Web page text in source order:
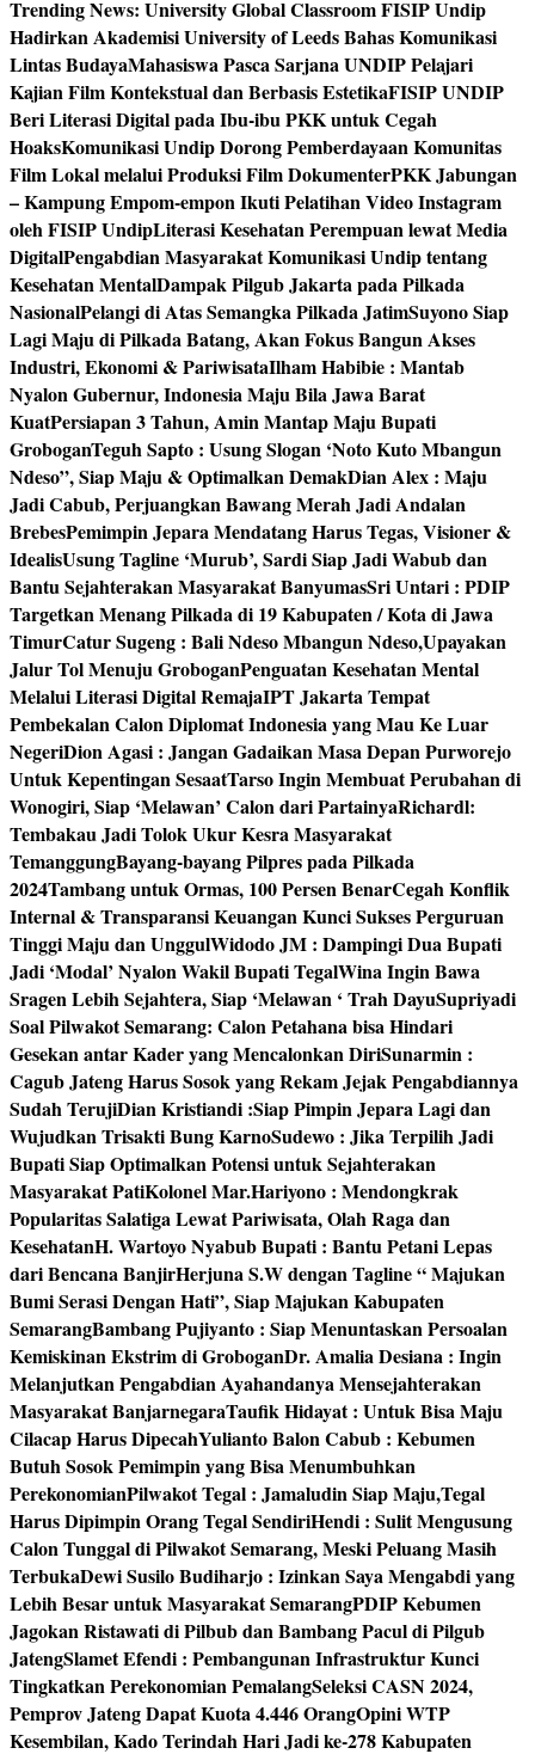
Trending News: University Global Classroom FISIP Undip
Hadirkan Akademisi University of Leeds Bahas Komunikasi
Lintas BudayaMahasiswa Pasca Sarjana UNDIP Pelajari
Kajian Film Kontekstual dan Berbasis EstetikaFISIP UNDIP
Beri Literasi Digital pada Ibu-ibu PKK untuk Cegah
HoaksKomunikasi Undip Dorong Pemberdayaan Komunitas
Film Lokal melalui Produksi Film DokumenterPKK Jabungan
– Kampung Empom-empon Ikuti Pelatihan Video Instagram
oleh FISIP UndipLiterasi Kesehatan Perempuan lewat Media
DigitalPengabdian Masyarakat Komunikasi Undip tentang
Kesehatan MentalDampak Pilgub Jakarta pada Pilkada
NasionalPelangi di Atas Semangka Pilkada JatimSuyono Siap
Lagi Maju di Pilkada Batang, Akan Fokus Bangun Akses
Industri, Ekonomi & PariwisataIlham Habibie : Mantab
Nyalon Gubernur, Indonesia Maju Bila Jawa Barat
KuatPersiapan 3 Tahun, Amin Mantap Maju Bupati
GroboganTeguh Sapto : Usung Slogan ‘Noto Kuto Mbangun
Ndeso”, Siap Maju & Optimalkan DemakDian Alex : Maju
Jadi Cabub, Perjuangkan Bawang Merah Jadi Andalan
BrebesPemimpin Jepara Mendatang Harus Tegas, Visioner &
IdealisUsung Tagline ‘Murub’, Sardi Siap Jadi Wabub dan
Bantu Sejahterakan Masyarakat BanyumasSri Untari : PDIP
Targetkan Menang Pilkada di 19 Kabupaten / Kota di Jawa
TimurCatur Sugeng : Bali Ndeso Mbangun Ndeso,Upayakan
Jalur Tol Menuju GroboganPenguatan Kesehatan Mental
Melalui Literasi Digital RemajaIPT Jakarta Tempat
Pembekalan Calon Diplomat Indonesia yang Mau Ke Luar
NegeriDion Agasi : Jangan Gadaikan Masa Depan Purworejo
Untuk Kepentingan SesaatTarso Ingin Membuat Perubahan di
Wonogiri, Siap ‘Melawan’ Calon dari PartainyaRichardl:
Tembakau Jadi Tolok Ukur Kesra Masyarakat
TemanggungBayang-bayang Pilpres pada Pilkada
2024Tambang untuk Ormas, 100 Persen BenarCegah Konflik
Internal & Transparansi Keuangan Kunci Sukses Perguruan
Tinggi Maju dan UnggulWidodo JM : Dampingi Dua Bupati
Jadi ‘Modal’ Nyalon Wakil Bupati TegalWina Ingin Bawa
Sragen Lebih Sejahtera, Siap ‘Melawan ‘ Trah DayuSupriyadi
Soal Pilwakot Semarang: Calon Petahana bisa Hindari
Gesekan antar Kader yang Mencalonkan DiriSunarmin :
Cagub Jateng Harus Sosok yang Rekam Jejak Pengabdiannya
Sudah TerujiDian Kristiandi :Siap Pimpin Jepara Lagi dan
Wujudkan Trisakti Bung KarnoSudewo : Jika Terpilih Jadi
Bupati Siap Optimalkan Potensi untuk Sejahterakan
Masyarakat PatiKolonel Mar.Hariyono : Mendongkrak
Popularitas Salatiga Lewat Pariwisata, Olah Raga dan
KesehatanH. Wartoyo Nyabub Bupati : Bantu Petani Lepas
dari Bencana BanjirHerjuna S.W dengan Tagline “ Majukan
Bumi Serasi Dengan Hati”, Siap Majukan Kabupaten
SemarangBambang Pujiyanto : Siap Menuntaskan Persoalan
Kemiskinan Ekstrim di GroboganDr. Amalia Desiana : Ingin
Melanjutkan Pengabdian Ayahandanya Mensejahterakan
Masyarakat BanjarnegaraTaufik Hidayat : Untuk Bisa Maju
Cilacap Harus DipecahYulianto Balon Cabub : Kebumen
Butuh Sosok Pemimpin yang Bisa Menumbuhkan
PerekonomianPilwakot Tegal : Jamaludin Siap Maju,Tegal
Harus Dipimpin Orang Tegal SendiriHendi : Sulit Mengusung
Calon Tunggal di Pilwakot Semarang, Meski Peluang Masih
TerbukaDewi Susilo Budiharjo : Izinkan Saya Mengabdi yang
Lebih Besar untuk Masyarakat SemarangPDIP Kebumen
Jagokan Ristawati di Pilbub dan Bambang Pacul di Pilgub
JatengSlamet Efendi : Pembangunan Infrastruktur Kunci
Tingkatkan Perekonomian PemalangSeleksi CASN 2024,
Pemprov Jateng Dapat Kuota 4.446 OrangOpini WTP
Kesembilan, Kado Terindah Hari Jadi ke-278 Kabupaten